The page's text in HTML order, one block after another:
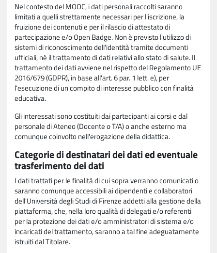
Nel contesto del MOOC, i dati personali raccolti saranno
limitati a quelli strettamente necessari per l'iscrizione, la
fruizione dei contenuti e per il rilascio di attestato di
partecipazione e/o Open Badge. Non è previsto l'utilizzo di
sistemi di riconoscimento dell'identità tramite documenti
ufficiali, né il trattamento di dati relativi allo stato di salute. Il
trattamento dei dati avviene nel rispetto del Regolamento UE
2016/679 (GDPR), in base all'art. 6 par. 1 lett. e), per
l'esecuzione di un compito di interesse pubblico con finalità
educativa.
Gli interessati sono costituiti dai partecipanti ai corsi e dal
personale di Ateneo (Docente o T/A) o anche esterno ma
comunque coinvolto nell'erogazione della didattica.
Categorie di destinatari dei dati ed eventuale
trasferimento dei dati
I dati trattati per le finalità di cui sopra verranno comunicati o
saranno comunque accessibili ai dipendenti e collaboratori
dell'Università degli Studi di Firenze addetti alla gestione della
piattaforma, che, nella loro qualità di delegati e/o referenti
per la protezione dei dati e/o amministratori di sistema e/o
incaricati del trattamento, saranno a tal fine adeguatamente
istruiti dal Titolare.